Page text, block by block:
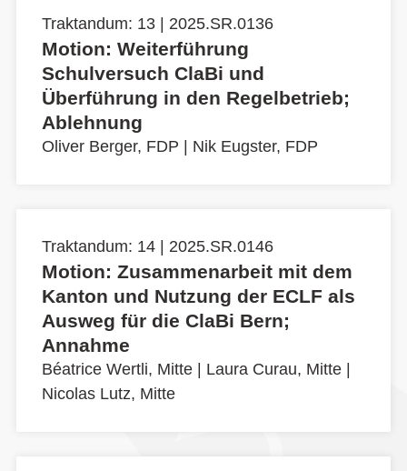
Traktandum: 13 | 2025.SR.0136
Motion: Weiterführung
Schulversuch ClaBi und
Überführung in den Regelbetrieb;
Ablehnung
Oliver Berger, FDP Nik Eugster, FDP
Traktandum: 14 | 2025.SR.0146
Motion: Zusammenarbeit mit dem
Kanton und Nutzung der ECLF als
Ausweg für die ClaBi Bern;
Annahme
Béatrice Wertli, Mitte Laura Curau, Mitte
Nicolas Lutz, Mitte